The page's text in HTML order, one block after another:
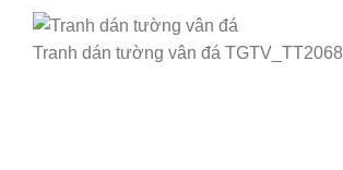
Tranh dán tường vân đá TGTV_TT2068